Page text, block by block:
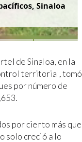
Sinaloa
de Sinaloa, en la
territorial, tomó
por número de
por ciento más que
solo creció a lo